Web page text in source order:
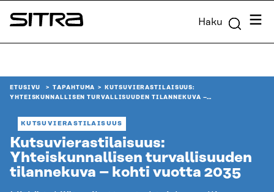
Siirry
suoraan
Sitra Haku
ETUSIVU TAPAHTUMA
KUTSUVIERASTILAISUUS:
YHTEISKUNNALLISEN TURVALLISUUDEN TILANNEKUVA –…
KUTSUVIERASTILAISUUS
Kutsuvierastilaisuus:
Yhteiskunnallisen turvallisuuden
tilannekuva – kohti vuotta 2035